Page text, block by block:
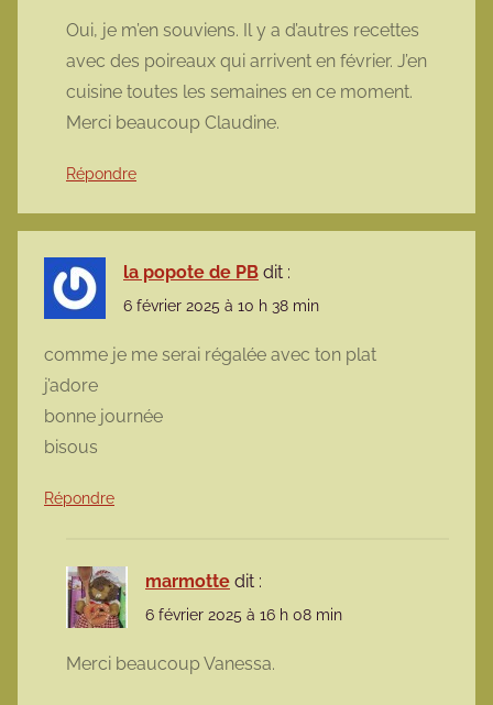
Oui, je m’en souviens. Il y a d’autres recettes
avec des poireaux qui arrivent en février. J’en
cuisine toutes les semaines en ce moment.
Merci beaucoup Claudine.
Répondre
la popote de PB dit :
6 février 2025 à 10 h 38 min
comme je me serai régalée avec ton plat
j’adore
bonne journée
bisous
Répondre
marmotte dit :
6 février 2025 à 16 h 08 min
Merci beaucoup Vanessa.